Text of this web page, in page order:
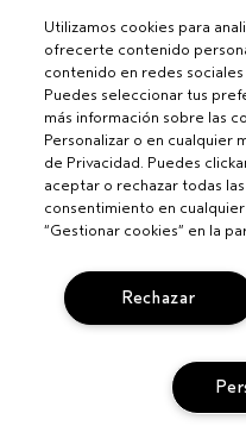
CONVIÉRTETE EN UN
Utilizamos cookies para
ofrecerte contenido
contenido en redes
Puedes seleccionar tus
más información sobre las
Personalizar o en cualquier
de Privacidad. Puedes
aceptar o rechazar todas
consentimiento en
“Gestionar cookies” en la
Rechazar